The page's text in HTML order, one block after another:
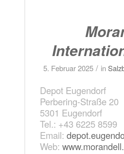
5. Februar 2025 / in
Depot Eugendorf
Perbering-Straße 20
5301 Eugendorf
Tel.: +43 6225 8599
Email:
Web: